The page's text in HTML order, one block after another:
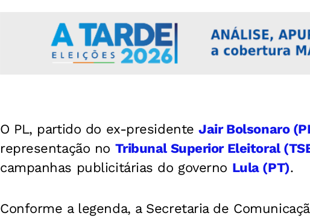
O PL, partido do ex-presidenteJair Bolsonaro
representação no Tribunal Superior Eleitoral
campanhas publicitárias do governo Lula (PT).
Conforme a legenda, a Secretaria de